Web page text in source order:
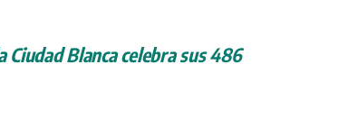
Blanca celebra sus 486